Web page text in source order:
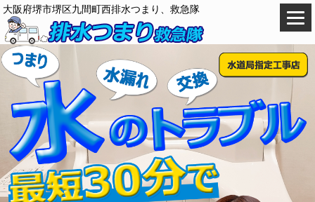
大阪府堺市堺区九間町西排水つまり、救急隊